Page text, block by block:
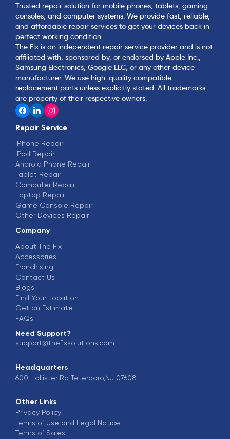
Trusted repair solution for mobile phones, tablets, gaming
consoles, and computer systems. We provide fast, reliable,
and affordable repair services to get your devices back in
perfect working condition.
The Fix is an independent repair service provider and is not
affiliated with, sponsored by, or endorsed by Apple Inc.,
Samsung Electronics, Google LLC, or any other device
manufacturer. We use high-quality compatible
replacement parts unless explicitly stated. All trademarks
are property of their respective owners.
Repair Service
iPhone Repair
iPad Repair
Android Phone Repair
Tablet Repair
Computer Repair
Laptop Repair
Game Console Repair
Other Devices Repair
Company
About The Fix
Accessories
Franchising
Contact Us
Blogs
Find Your Location
Get an Estimate
FAQs
Need Support?
support@thefixsolutions.com
Headquarters
600 Hollister Rd Teterboro,NJ 07608
Other Links
Privacy Policy
Terms of Use and Legal Notice
Terms of Sales